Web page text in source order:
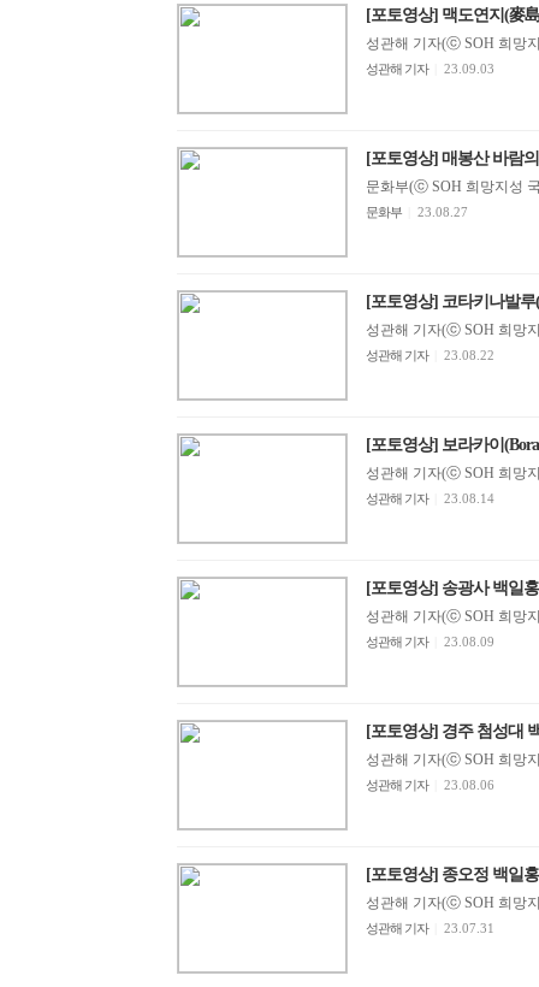
[포토영상] 맥도연지(麥
성관해 기자(ⓒ SOH 희망
성관해 기자 23.09.03
[포토영상] 매봉산 바람
문화부(ⓒ SOH 희망지성
문화부 23.08.27
[포토영상] 코타키나발
성관해 기자(ⓒ SOH 희망
성관해 기자 23.08.22
[포토영상] 보라카이
성관해 기자(ⓒ SOH 희망
성관해 기자 23.08.14
[포토영상] 송광사 백일
성관해 기자(ⓒ SOH 희망
성관해 기자 23.08.09
[포토영상] 경주 첨성대
성관해 기자(ⓒ SOH 희망
성관해 기자 23.08.06
[포토영상] 종오정 백일
성관해 기자(ⓒ SOH 희망
성관해 기자 23.07.31